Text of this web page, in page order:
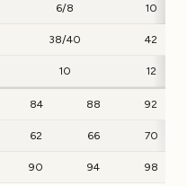
6/8 10
38/40 42
10 12
84 88 92
62 66 70
90 94 98